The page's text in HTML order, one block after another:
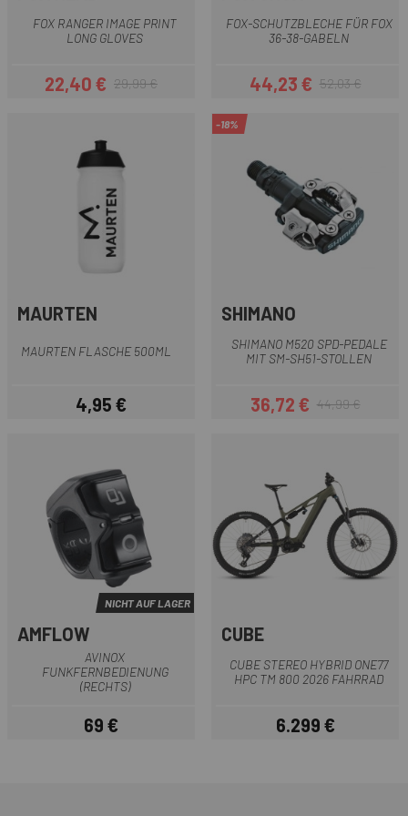
FOX RANGER IMAGE PRINT
LONG GLOVES
Preis
22,40 €Regulärer Preis
29,99 €
FOX-SCHUTZBLECHE FÜR FOX
36-38-GABELN
Preis
44,23 €Regulärer Preis
52,03 €
MAURTEN
MAURTEN FLASCHE 500ML
Preis
4,95 €
-18%
SHIMANO
SHIMANO M520 SPD-PEDALE
MIT SM-SH51-STOLLEN
Preis
36,72 €Regulärer Preis
44,99 €
NICHT AUF LAGER
AMFLOW
AVINOX
FUNKFERNBEDIENUNG
(RECHTS)
Preis
69 €
CUBE
CUBE STEREO HYBRID ONE77
HPC TM 800 2026 FAHRRAD
Preis
6.299 €